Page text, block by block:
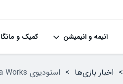
انیمه و انیمیشن کمیک و مانگا
> اخبار بازی‌ها > استودیوی Tequila Works حقوق مالکیت معنوی بازی‌هایش را به حراج گذاشته است